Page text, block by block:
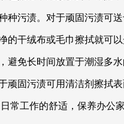
污渍。对于顽固污渍可
干绒布或毛巾擦拭就可以
免长时间放置于潮湿多水
固污渍可用清洁剂擦拭
常工作的舒适，保养办公